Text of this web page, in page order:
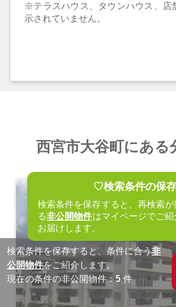
♡検索条件の保
検索条件を保存すると、再検索
る非公開物件はマイページでご
お届けします。
検索条件を保存すると、条件に合う非
公開物件をご紹介します。
現在の条件の非公開物件： 5 件
※テラスハウス、タウンハウス、店
示されていません。
西宮市大谷町にある